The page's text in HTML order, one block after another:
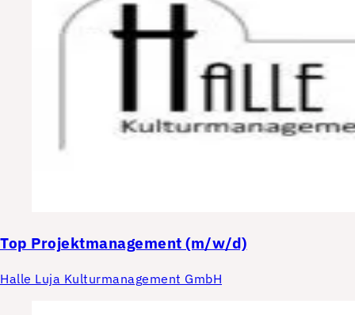
Top Projektmanagement (m/w/d)
Halle Luja Kulturmanagement GmbH